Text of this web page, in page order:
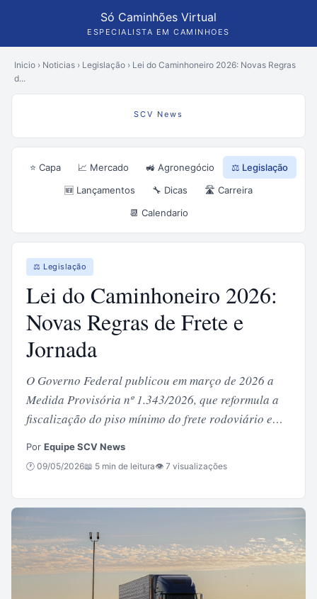
Só Caminhões Virtual
ESPECIALISTA EM CAMINHOES
Inicio › Noticias › Legislação › Lei do Caminhoneiro 2026: Novas Regras
d...
SCV News
⭐ Capa 📈 Mercado 🚜 Agronegócio
⚖️ Legislação
🆕 Lançamentos
🔧 Dicas
🛣️ Carreira
📆 Calendario
⚖️ Legislação
Lei do Caminhoneiro 2026:
Novas Regras de Frete e
Jornada
O Governo Federal publicou em março de 2026 a
Medida Provisória nº 1.343/2026, que reformula a
fiscalização do piso mínimo do frete rodoviário e…
Por Equipe SCV News
🕐 09/05/2026📖 5 min de leitura👁 7 visualizações